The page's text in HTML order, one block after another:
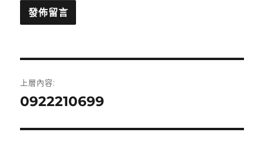
章
上層內容:
0922210699